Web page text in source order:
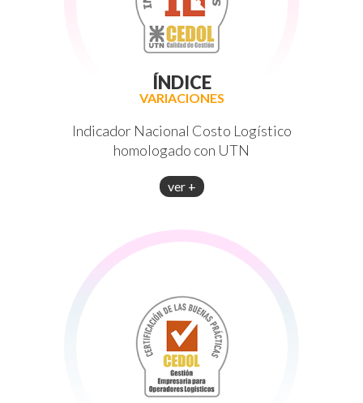
ÍNDICE
VARIACIONES
Indicador Nacional Costo Logístico
homologado con UTN
ver +